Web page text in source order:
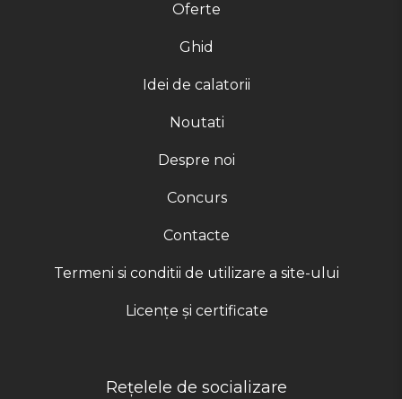
Oferte
Ghid
Idei de calatorii
Noutati
Despre noi
Concurs
Contacte
Termeni si conditii de utilizare a site-ului
Licențe și certificate
Rețelele de socializare